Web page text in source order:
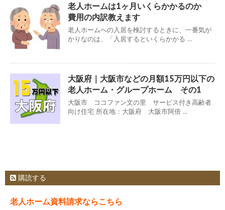
老人ホームは1ヶ月いくらかかるのか
費用の内訳教えます
老人ホームへの入居を検討するときに、一番気が
かりなのは、「入居するといくらかかる ...
大阪府｜大阪市などの月額15万円以下の
老人ホーム・グループホーム その1
大阪市 ココファン文の里 サービス付き高齢者
向け住宅 所在地：大阪府 大阪市阿倍 ...
購読する
老人ホーム資料請求ならこちら